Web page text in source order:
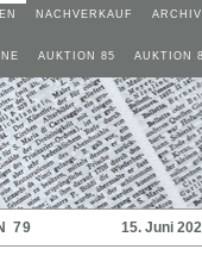
NACHVERKAUF ARCHIV
AUKTION 85 AUKTION
79 15. Juni